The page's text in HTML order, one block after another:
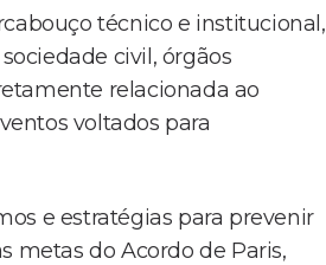
técnico e institucional,
civil, órgãos
relacionada ao
voltados para
e estratégias para prevenir
metas do Acordo de Paris,